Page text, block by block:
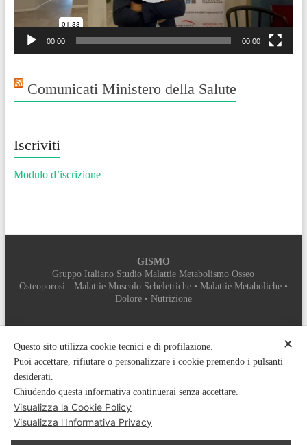
00:00 00:00
Comunicati Ministero della Salute
Iscriviti
Modulo d’iscrizione
GISMO
Gruppo Italiano Studio Malattie Metabolismo Osseo
Osteoporosi - Malattie Muscolo Scheletriche • Malattie Metaboliche •
Dolore • Nutrizione
MYEVENT SRL
PROVIDER ECM 5112
Sede legale: Vicolo di Colle Pisano, sns – 00132 Roma
Sede operativa: Via Don Sturzo, 9 – 00078 Monte Porzio Catone (RM)
Tel: +39 06 9448887 - 06 916502389 Fax: 06 89281786 Mobile:
3348382665
Email:segreteria.gismo@myeventsrl.it
✕
Questo sito utilizza cookie tecnici e di profilazione.
Puoi accettare, rifiutare o personalizzare i cookie premendo i pulsanti
desiderati.
Chiudendo questa informativa continuerai senza accettare.
Visualizza la Cookie Policy
Visualizza l'Informativa Privacy